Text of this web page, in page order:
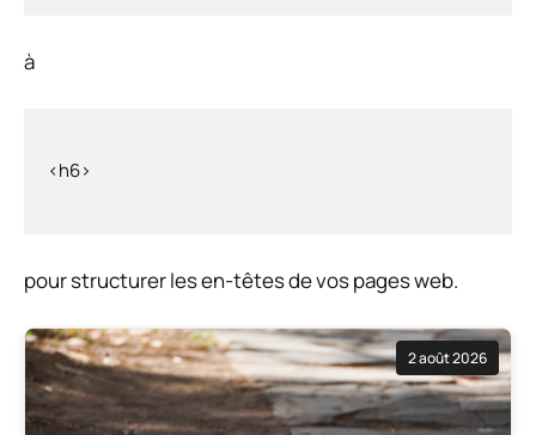
à
pour structurer les en-têtes de vos pages web.
2 août 2026